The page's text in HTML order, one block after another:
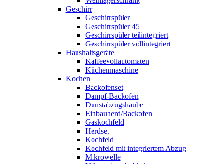
Geschirr
Geschirrspüler
Geschirrspüler 45
Geschirrspüler teilintegriert
Geschirrspüler vollintegriert
Haushaltsgeräte
Kaffeevollautomaten
Küchenmaschine
Kochen
Backofenset
Dampf-Backofen
Dunstabzugshaube
Einbauherd/Backofen
Gaskochfeld
Herdset
Kochfeld
Kochfeld mit integriertem Abzug
Mikrowelle